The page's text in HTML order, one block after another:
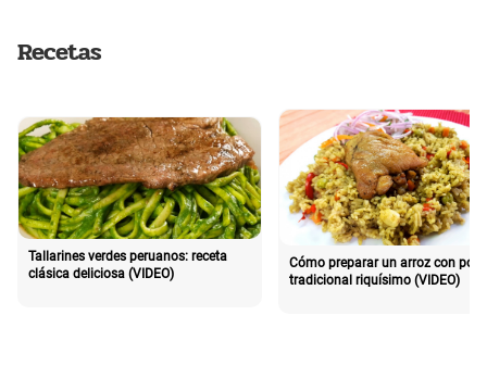
Recetas
Tallarines verdes peruanos: receta
clásica deliciosa (VIDEO)
Cómo preparar un arroz con pollo
tradicional riquísimo (VIDEO)